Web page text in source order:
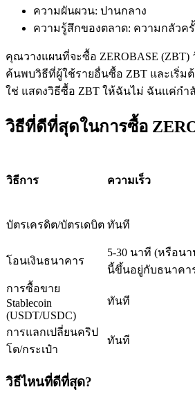
คัดลอกการซื้อขาย
เป็นเทรดเดอร์คัดลอก
เพลิดเพลินกับการแบ่งปันผลกำไ
ลอกการซื้อขาย
ความผันผวน: ปานกลาง
ความรู้สึกของตลาด: ความกลัวค
คุณวางแผนที่จะซื้อ ZEROBASE (ZBT)
ค้นพบวิธีที่ผู้ใช้รายอื่นซื้อ ZBT และเริ่มต้
ใช่ แสดงวิธีซื้อ ZBT ให้ฉันไม่ ฉันแค่กำ
วิธีที่ดีที่สุดในการซื้อ
วิธีการ ความเร็ว
บัตรเครดิต/บัตรเดบิต ทันที
โอนเงินธนาคาร
5-30 นาที (หรือน
นี้ขึ้นอยู่กับธนาคา
การซื้อขาย
Stablecoin
(USDT/USDC)
ทันที
การแลกเปลี่ยนคริป
โต/กระเป๋า
ทันที
วิธีไหนที่ดีที่สุด?